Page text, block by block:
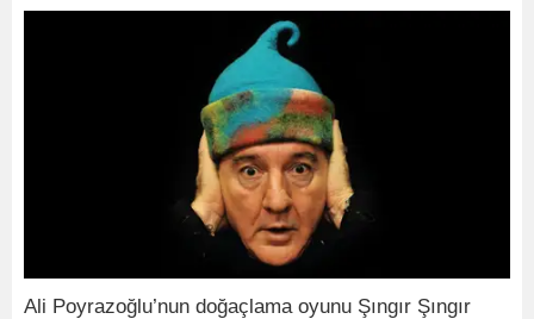
Ali Poyrazoğlu’nun doğaçlama oyunu Şıngır Şıngır